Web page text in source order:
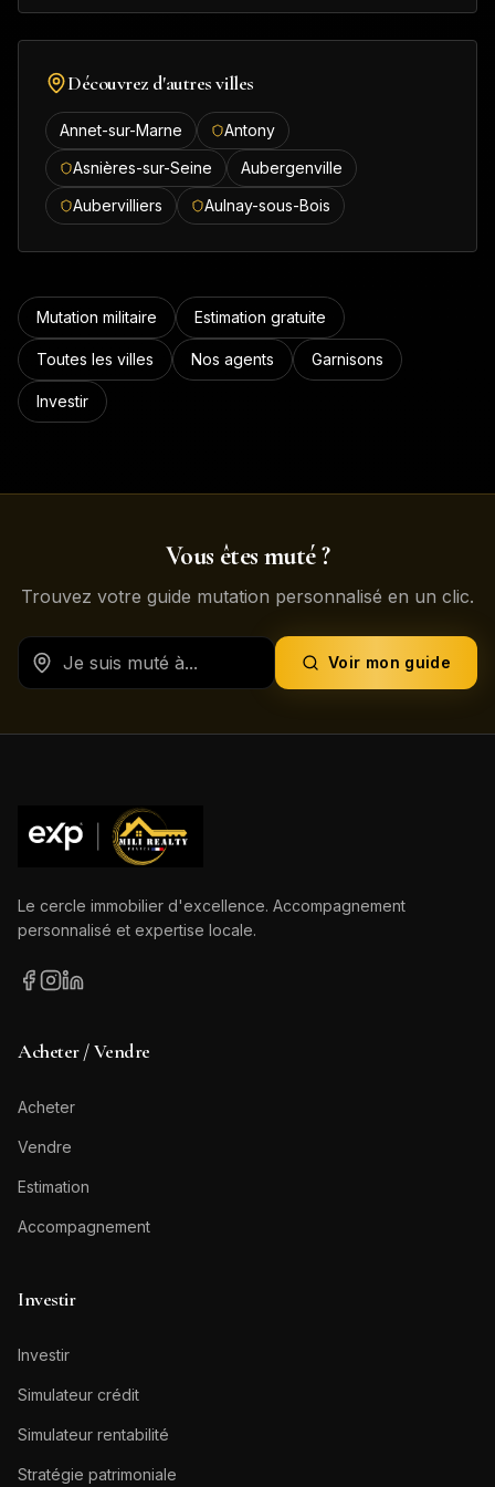
Découvrez d'autres villes
Annet-sur-Marne
Antony
Asnières-sur-Seine
Aubergenville
Aubervilliers
Aulnay-sous-Bois
Mutation militaire Estimation gratuite
Toutes les villes Nos agents Garnisons
Investir
Vous êtes muté ?
Trouvez votre guide mutation personnalisé en un clic.
Voir mon guide
Le cercle immobilier d'excellence. Accompagnement
personnalisé et expertise locale.
Acheter / Vendre
Acheter
Vendre
Estimation
Accompagnement
Investir
Investir
Simulateur crédit
Simulateur rentabilité
Stratégie patrimoniale